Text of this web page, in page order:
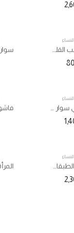
النساء
سورة سيدة الحب القلب المتلألئة حجر الراين سلسلة اليد
النساء
روز قولد وفضي سوار معدني
النساء
سلسل متعدد الطبقات لؤلؤة قلادة طويلة جميلة 3 ملحقات أنيقة